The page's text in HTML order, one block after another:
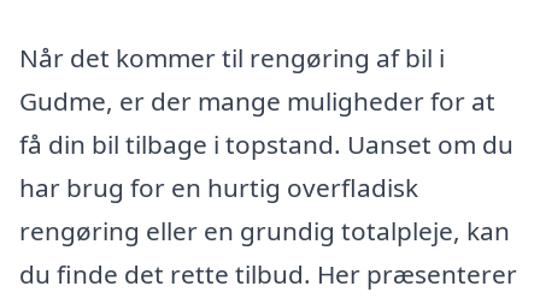
Når det kommer til rengøring af bil i
Gudme, er der mange muligheder for at
få din bil tilbage i topstand. Uanset om du
har brug for en hurtig overfladisk
rengøring eller en grundig totalpleje, kan
du finde det rette tilbud. Her præsenterer